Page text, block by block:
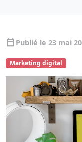
calendar_today Publié le 23 mai
Marketing digital